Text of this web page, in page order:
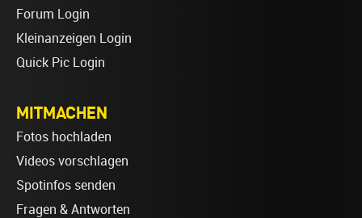
Forum Login
Kleinanzeigen Login
Quick Pic Login
MITMACHEN
Fotos hochladen
Videos vorschlagen
Spotinfos senden
Fragen & Antworten